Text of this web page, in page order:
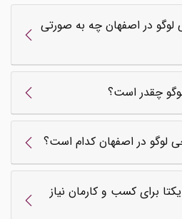
لوگو در اصفهان چه به صورتی
چقدر است؟
لوگو در اصفهان کدام است؟
برای کسب و کارمان نیاز